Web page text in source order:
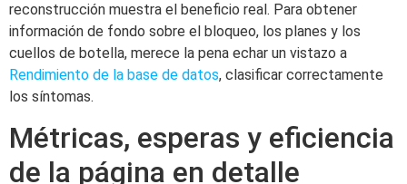
reconstrucción muestra el beneficio real. Para obtener
información de fondo sobre el bloqueo, los planes y los
cuellos de botella, merece la pena echar un vistazo a
Rendimiento de la base de datos, clasificar correctamente
los síntomas.
Métricas, esperas y eficiencia
de la página en detalle